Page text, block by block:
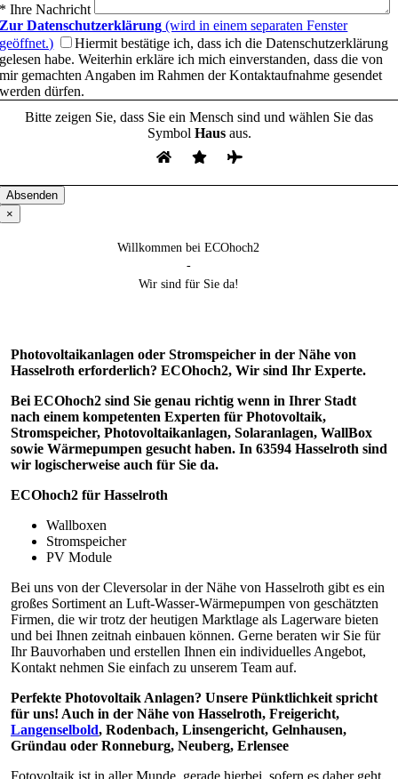
* Ihre Nachricht
Zur Datenschutzerklärung (wird in einem separaten Fenster
geöffnet.)
Hiermit bestätige ich, dass ich die Datenschutzerklärung
gelesen habe. Weiterhin erkläre ich mich einverstanden, dass die von
mir gemachten Angaben im Rahmen der Kontaktaufnahme gesendet
werden dürfen.
Bitte zeigen Sie, dass Sie ein Mensch sind und wählen Sie das
Symbol Hausaus.
×
Willkommen bei ECOhoch2
-
Wir sind für Sie da!
Photovoltaikanlagen oder Stromspeicher in der Nähe von
Hasselroth erforderlich? ECOhoch2, Wir sind Ihr Experte.
Bei ECOhoch2 sind Sie genau richtig wenn in Ihrer Stadt
nach einem kompetenten Experten für Photovoltaik,
Stromspeicher, Photovoltaikanlagen, Solaranlagen, WallBox
sowie Wärmepumpen gesucht haben. In 63594 Hasselroth sind
wir logischerweise auch für Sie da.
ECOhoch2 für Hasselroth
Wallboxen
Stromspeicher
PV Module
Bei uns von der Cleversolar in der Nähe von Hasselroth gibt es ein
großes Sortiment an Luft-Wasser-Wärmepumpen von geschätzten
Firmen, die wir trotz der heutigen Marktlage als Lagerware bieten
und bei Ihnen zeitnah einbauen können. Gerne beraten wir Sie für
Ihr Bauvorhaben und erstellen Ihnen ein individuelles Angebot,
Kontakt nehmen Sie einfach zu unserem Team auf.
Perfekte Photovoltaik Anlagen? Unsere Pünktlichkeit spricht
für uns! Auch in der Nähe von Hasselroth, Freigericht,
Langenselbold, Rodenbach, Linsengericht, Gelnhausen,
Gründau oder Ronneburg, Neuberg, Erlensee